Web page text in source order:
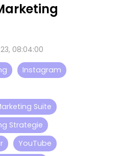
08:04:00
Instagram
Suite
Strategie
YouTube